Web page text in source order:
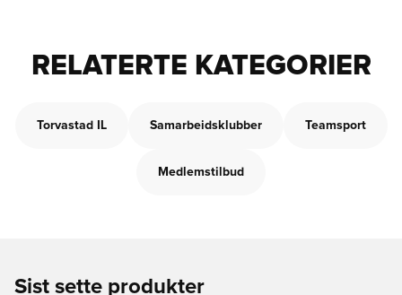
RELATERTE KATEGORIER
Torvastad IL Samarbeidsklubber Teamsport
Medlemstilbud
Sist sette produkter